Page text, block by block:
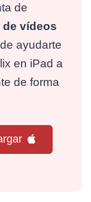
de
de vídeos
ayudarte
en iPad a
de forma